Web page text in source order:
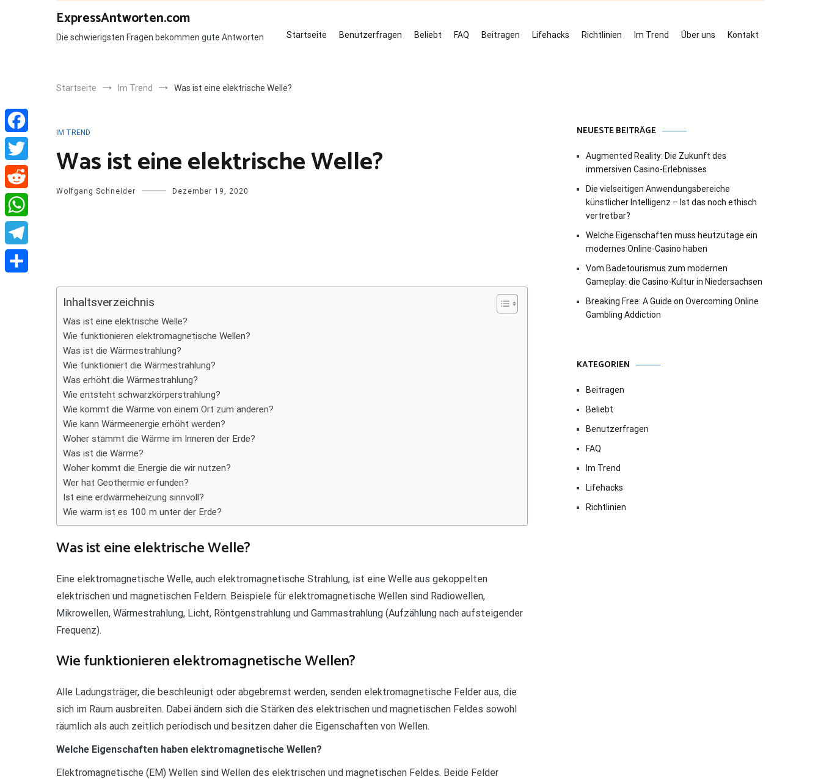
ExpressAntworten.com
Die schwierigsten Fragen bekommen gute Antworten Startseite Benutzerfragen Beliebt FAQ Beitragen Lifehacks Richtlinien Im Trend Über uns Kontakt
Startseite Im Trend Was ist eine elektrische Welle?
IM TREND
Was ist eine elektrische Welle?
Wolfgang Schneider Dezember 19, 2020
Inhaltsverzeichnis
Was ist eine elektrische Welle?
Wie funktionieren elektromagnetische Wellen?
Was ist die Wärmestrahlung?
Wie funktioniert die Wärmestrahlung?
Was erhöht die Wärmestrahlung?
Wie entsteht schwarzkörperstrahlung?
Wie kommt die Wärme von einem Ort zum anderen?
Wie kann Wärmeenergie erhöht werden?
Woher stammt die Wärme im Inneren der Erde?
Was ist die Wärme?
Woher kommt die Energie die wir nutzen?
Wer hat Geothermie erfunden?
Ist eine erdwärmeheizung sinnvoll?
Wie warm ist es 100 m unter der Erde?
Was ist eine elektrische Welle?
Eine elektromagnetische Welle, auch elektromagnetische Strahlung, ist eine Welle aus gekoppelten
elektrischen und magnetischen Feldern. Beispiele für elektromagnetische Wellen sind Radiowellen,
Mikrowellen, Wärmestrahlung, Licht, Röntgenstrahlung und Gammastrahlung (Aufzählung nach aufsteigender
Frequenz).
Wie funktionieren elektromagnetische Wellen?
Alle Ladungsträger, die beschleunigt oder abgebremst werden, senden elektromagnetische Felder aus, die
sich im Raum ausbreiten. Dabei ändern sich die Stärken des elektrischen und magnetischen Feldes sowohl
räumlich als auch zeitlich periodisch und besitzen daher die Eigenschaften von Wellen.
Welche Eigenschaften haben elektromagnetische Wellen?
Elektromagnetische (EM) Wellen sind Wellen des elektrischen und magnetischen Feldes. Beide Felder
NEUESTE BEITRÄGE
Augmented Reality: Die Zukunft des
immersiven Casino-Erlebnisses
Die vielseitigen Anwendungsbereiche
künstlicher Intelligenz – Ist das noch ethisch
vertretbar?
Welche Eigenschaften muss heutzutage ein
modernes Online-Casino haben
Vom Badetourismus zum modernen
Gameplay: die Casino-Kultur in Niedersachsen
Breaking Free: A Guide on Overcoming Online
Gambling Addiction
KATEGORIEN
Beitragen
Beliebt
Benutzerfragen
FAQ
Im Trend
Lifehacks
Richtlinien
Facebook
Twitter
Reddit
WhatsApp
Telegram